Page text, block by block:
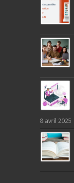
8 avril 2025